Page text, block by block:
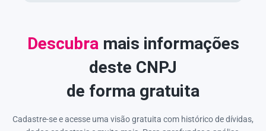
Descubra mais informações
deste CNPJ
de forma gratuita
Cadastre-se e acesse uma visão gratuita com histórico de dívidas,